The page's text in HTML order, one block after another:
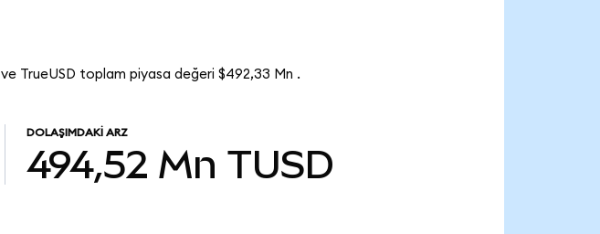
TrueUSD toplam piyasa değeri $492,33 Mn .
DOLAŞIMDAKI ARZ
494,52 Mn TUSD